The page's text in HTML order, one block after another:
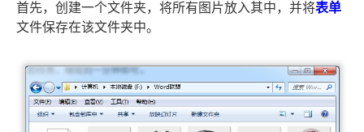
首先，创建一个文件夹，将所有图片放入其中，并将表单
文件保存在该文件夹中。